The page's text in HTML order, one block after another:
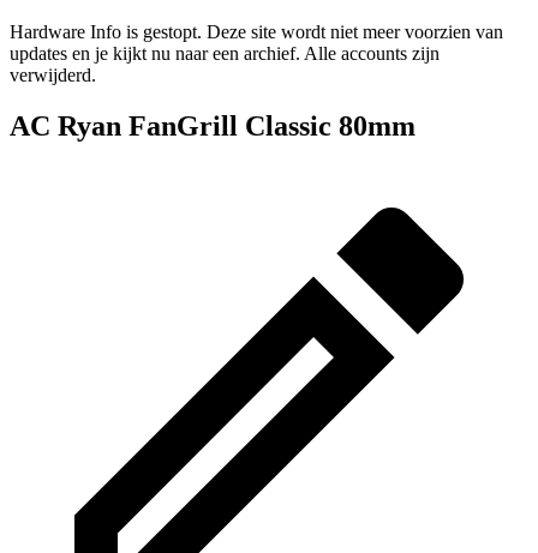
Hardware Info is gestopt. Deze site wordt niet meer voorzien van
updates en je kijkt nu naar een archief. Alle accounts zijn
verwijderd.
AC Ryan FanGrill Classic 80mm